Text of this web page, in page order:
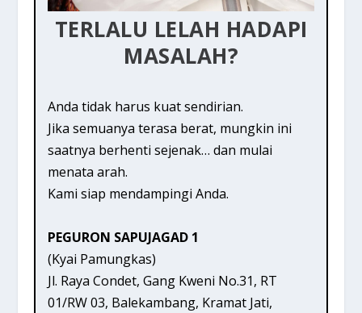
TERLALU LELAH HADAPI
MASALAH?
Anda tidak harus kuat sendirian.
Jika semuanya terasa berat, mungkin ini
saatnya berhenti sejenak… dan mulai
menata arah.
Kami siap mendampingi Anda.
PEGURON SAPUJAGAD 1
(Kyai Pamungkas)
Jl. Raya Condet, Gang Kweni No.31, RT
01/RW 03, Balekambang, Kramat Jati,